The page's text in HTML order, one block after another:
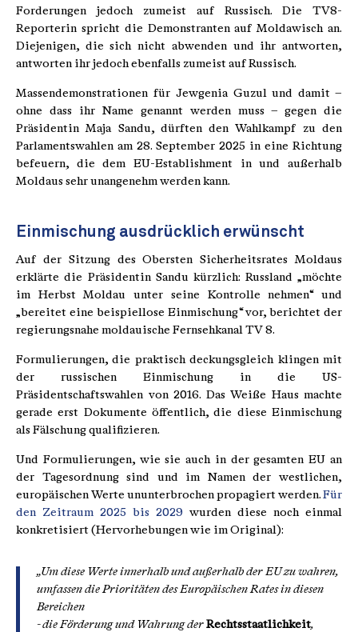
Forderungen jedoch zumeist auf Russisch. Die TV8-
Reporterin spricht die Demonstranten auf Moldawisch an.
Diejenigen, die sich nicht abwenden und ihr antworten,
antworten ihr jedoch ebenfalls zumeist auf Russisch.
Massendemonstrationen für Jewgenia Guzul und damit –
ohne dass ihr Name genannt werden muss – gegen die
Präsidentin Maja Sandu, dürften den Wahlkampf zu den
Parlamentswahlen am 28. September 2025 in eine Richtung
befeuern, die dem EU-Establishment in und außerhalb
Moldaus sehr unangenehm werden kann.
Einmischung ausdrücklich erwünscht
Auf der Sitzung des Obersten Sicherheitsrates Moldaus
erklärte die Präsidentin Sandu kürzlich: Russland „möchte
im Herbst Moldau unter seine Kontrolle nehmen“ und
„bereitet eine beispiellose Einmischung“ vor, berichtet der
regierungsnahe moldauische Fernsehkanal TV 8.
Formulierungen, die praktisch deckungsgleich klingen mit
der russischen Einmischung in die US-
Präsidentschaftswahlen von 2016. Das Weiße Haus machte
gerade erst Dokumente öffentlich, die diese Einmischung
als Fälschung qualifizieren.
Und Formulierungen, wie sie auch in der gesamten EU an
der Tagesordnung sind und im Namen der westlichen,
europäischen Werte ununterbrochen propagiert werden. Für
den Zeitraum 2025 bis 2029 wurden diese noch einmal
konkretisiert (Hervorhebungen wie im Original):
„Um diese Werte innerhalb und außerhalb der EU zu wahren,
umfassen die Prioritäten des Europäischen Rates in diesen
Bereichen
- die Förderung und Wahrung der Rechtsstaatlichkeit,